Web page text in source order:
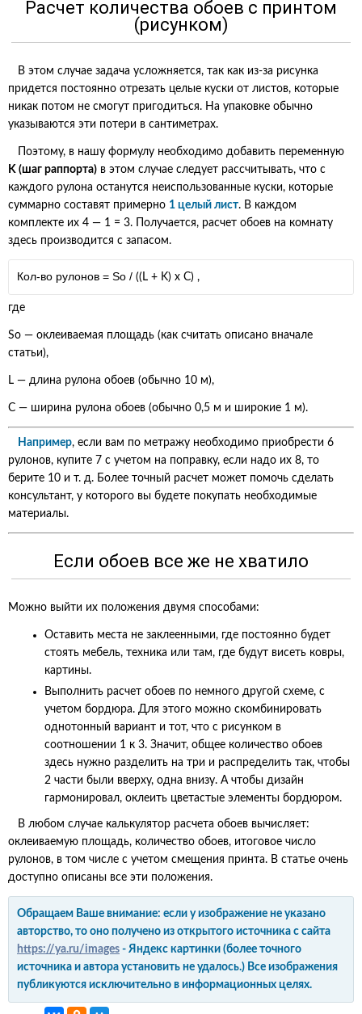
Расчет количества обоев с принтом
(рисунком)
В этом случае задача усложняется, так как из-за рисунка
придется постоянно отрезать целые куски от листов, которые
никак потом не смогут пригодиться. На упаковке обычно
указываются эти потери в сантиметрах.
Поэтому, в нашу формулу необходимо добавить переменную
K (шаг раппорта) в этом случае следует рассчитывать, что с
каждого рулона останутся неиспользованные куски, которые
суммарно составят примерно 1 целый лист. В каждом
комплекте их 4 — 1 = 3. Получается, расчет обоев на комнату
здесь производится с запасом.
Кол-во рулонов = Sо / ((L + K) x C) ,
где
Sо — оклеиваемая площадь (как считать описано вначале
статьи),
L — длина рулона обоев (обычно 10 м),
С — ширина рулона обоев (обычно 0,5 м и широкие 1 м).
Например, если вам по метражу необходимо приобрести 6
рулонов, купите 7 с учетом на поправку, если надо их 8, то
берите 10 и т. д. Более точный расчет может помочь сделать
консультант, у которого вы будете покупать необходимые
материалы.
Если обоев все же не хватило
Можно выйти их положения двумя способами:
Оставить места не заклеенными, где постоянно будет
стоять мебель, техника или там, где будут висеть ковры,
картины.
Выполнить расчет обоев по немного другой схеме, с
учетом бордюра. Для этого можно скомбинировать
однотонный вариант и тот, что с рисунком в
соотношении 1 к 3. Значит, общее количество обоев
здесь нужно разделить на три и распределить так, чтобы
2 части были вверху, одна внизу. А чтобы дизайн
гармонировал, оклеить цветастые элементы бордюром.
В любом случае калькулятор расчета обоев вычисляет:
оклеиваемую площадь, количество обоев, итоговое число
рулонов, в том числе с учетом смещения принта. В статье очень
доступно описаны все эти положения.
Обращаем Ваше внимание: если у изображение не указано
авторство, то оно получено из открытого источника с сайта
https://ya.ru/images - Яндекс картинки (более точного
источника и автора установить не удалось.) Все изображения
публикуются исключительно в информационных целях.